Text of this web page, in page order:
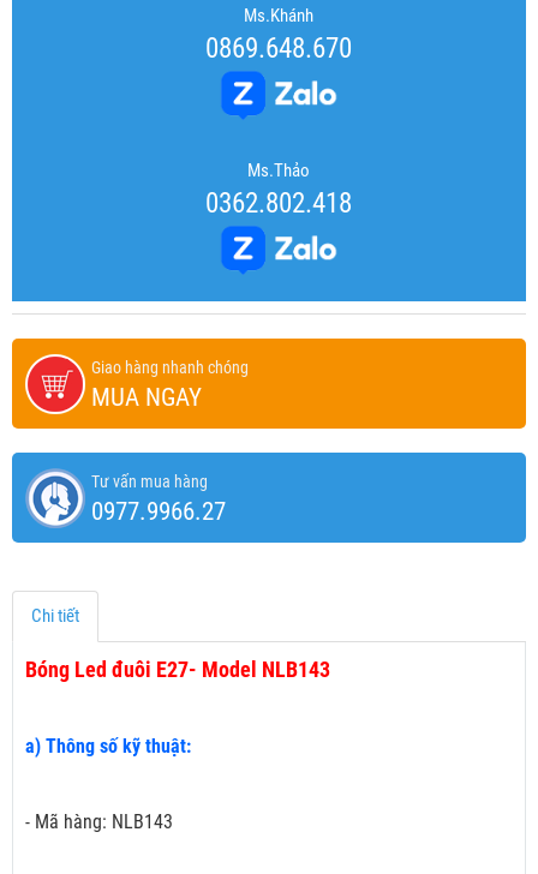
Ms.Khánh
0869.648.670
Ms.Thảo
0362.802.418
Giao hàng nhanh chóng
MUA NGAY
Tư vấn mua hàng
0977.9966.27
Chi tiết
Bóng Led đuôi E27- Model NLB143
a) Thông số kỹ thuật:
- Mã hàng: NLB143